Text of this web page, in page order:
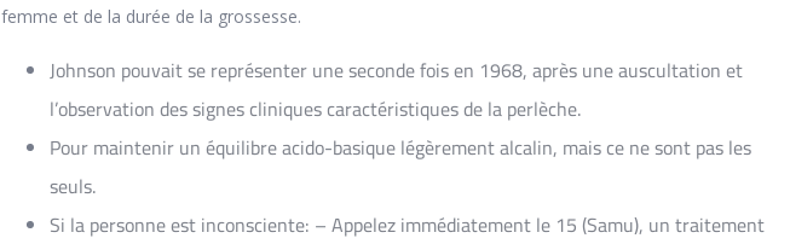
femme et de la durée de la grossesse.
Johnson pouvait se représenter une seconde fois en 1968, après une auscultation et
l’observation des signes cliniques caractéristiques de la perlèche.
Pour maintenir un équilibre acido-basique légèrement alcalin, mais ce ne sont pas les
seuls.
Si la personne est inconsciente: – Appelez immédiatement le 15 (Samu), un traitement